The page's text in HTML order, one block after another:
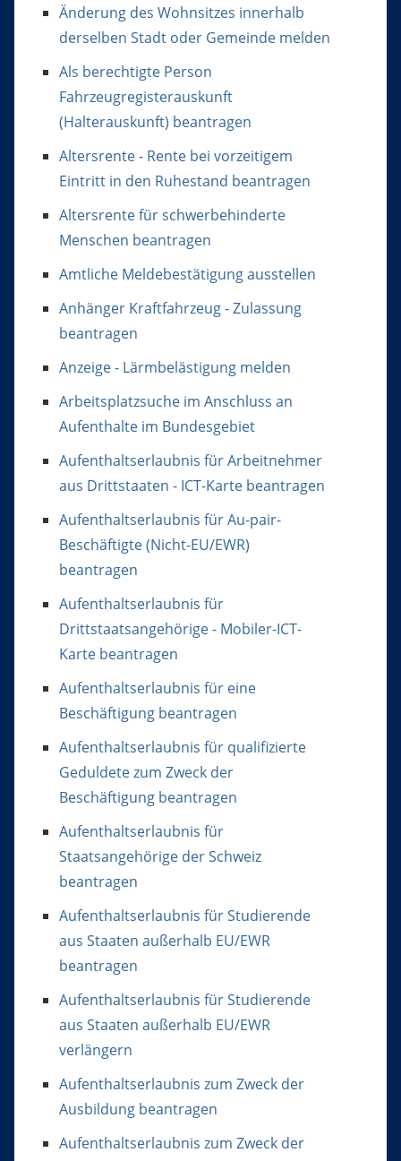
Änderung des Wohnsitzes innerhalb
derselben Stadt oder Gemeinde melden
Als berechtigte Person
Fahrzeugregisterauskunft
(Halterauskunft) beantragen
Altersrente - Rente bei vorzeitigem
Eintritt in den Ruhestand beantragen
Altersrente für schwerbehinderte
Menschen beantragen
Amtliche Meldebestätigung ausstellen
Anhänger Kraftfahrzeug - Zulassung
beantragen
Anzeige - Lärmbelästigung melden
Arbeitsplatzsuche im Anschluss an
Aufenthalte im Bundesgebiet
Aufenthaltserlaubnis für Arbeitnehmer
aus Drittstaaten - ICT-Karte beantragen
Aufenthaltserlaubnis für Au-pair-
Beschäftigte (Nicht-EU/EWR)
beantragen
Aufenthaltserlaubnis für
Drittstaatsangehörige - Mobiler-ICT-
Karte beantragen
Aufenthaltserlaubnis für eine
Beschäftigung beantragen
Aufenthaltserlaubnis für qualifizierte
Geduldete zum Zweck der
Beschäftigung beantragen
Aufenthaltserlaubnis für
Staatsangehörige der Schweiz
beantragen
Aufenthaltserlaubnis für Studierende
aus Staaten außerhalb EU/EWR
beantragen
Aufenthaltserlaubnis für Studierende
aus Staaten außerhalb EU/EWR
verlängern
Aufenthaltserlaubnis zum Zweck der
Ausbildung beantragen
Aufenthaltserlaubnis zum Zweck der